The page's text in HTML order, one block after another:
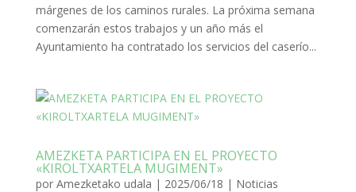
márgenes de los caminos rurales. La próxima semana
comenzarán estos trabajos y un año más el
Ayuntamiento ha contratado los servicios del caserío...
AMEZKETA PARTICIPA EN EL PROYECTO
«KIROLTXARTELA MUGIMENT»
por Amezketako udala | 2025/06/18 | Noticias